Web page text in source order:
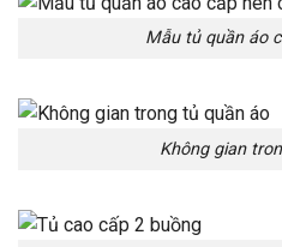
Mẫu tủ quần áo
Không gian